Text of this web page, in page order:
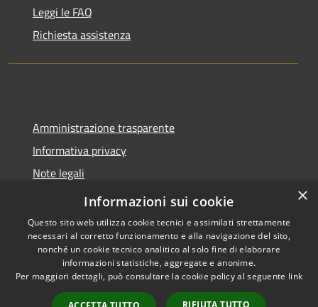
Leggi le FAQ
Richiesta assistenza
Amministrazione trasparente
Informativa privacy
Note legali
Dichiarazione di accessibilità
Accessibilità
Copyright © 2026 • Comune di
Molinella • Powered by
Municipium• Accesso
×
Informazioni sui cookie
Questo sito web utilizza cookie tecnici e assimilati strettamente
necessari al corretto funzionamento e alla navigazione del sito,
nonché un cookie tecnico analitico al solo fine di elaborare
informazioni statistiche, aggregate e anonime.
Per maggiori dettagli, può consultare la cookie policy al seguente link
RIFIUTA TUTTO